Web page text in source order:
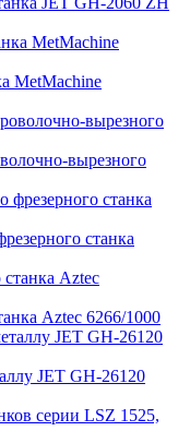
MetMachine
вырезного
станка
Aztec 6266/1000
JET GH-26120